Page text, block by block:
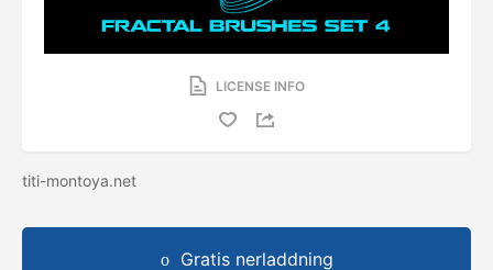
LICENSE INFO
titi-montoya.net
Gratis nerladdning